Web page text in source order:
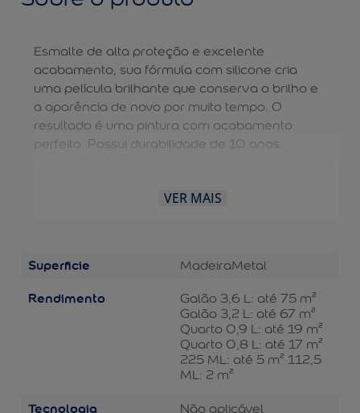
Esmalte de alta proteção e excelente
acabamento, sua fórmula com silicone cria
uma película brilhante que conserva o brilho e
a aparência de novo por muito tempo. O
resultado é uma pintura com acabamento
perfeito. Possui durabilidade de 10 anos.
VER MAIS
Superficie MadeiraMetal
Rendimento
Galão 3,6 L: até 75 m²
Galão 3,2 L: até 67 m²
Quarto 0,9 L: até 19 m²
Quarto 0,8 L: até 17 m²
225 ML: até 5 m² 112,5
ML: 2 m²
Tecnologia Não aplicável